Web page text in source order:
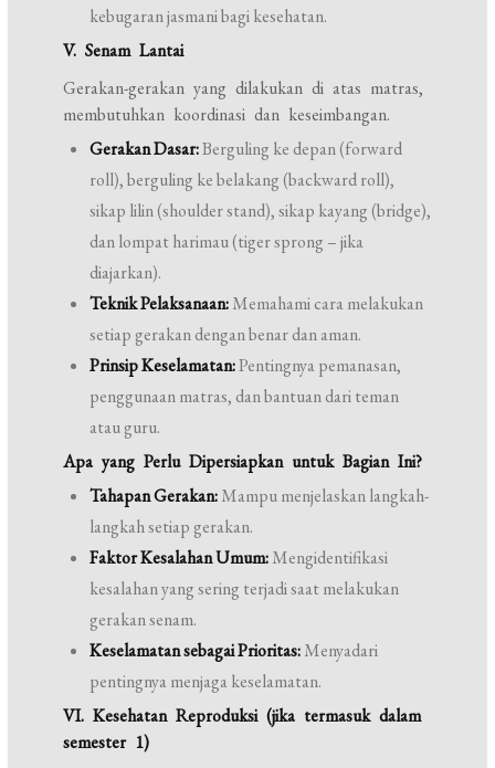
kebugaran jasmani bagi kesehatan.
V. Senam Lantai
Gerakan-gerakan yang dilakukan di atas matras,
membutuhkan koordinasi dan keseimbangan.
Gerakan Dasar:Berguling ke depan (forward
roll), berguling ke belakang (backward roll),
sikap lilin (shoulder stand), sikap kayang (bridge),
dan lompat harimau (tiger sprong – jika
diajarkan).
Teknik Pelaksanaan:Memahami cara melakukan
setiap gerakan dengan benar dan aman.
Prinsip Keselamatan:Pentingnya pemanasan,
penggunaan matras, dan bantuan dari teman
atau guru.
Apa yang Perlu Dipersiapkan untuk Bagian Ini?
Tahapan Gerakan:Mampu menjelaskan langkah-
langkah setiap gerakan.
Faktor Kesalahan Umum:Mengidentifikasi
kesalahan yang sering terjadi saat melakukan
gerakan senam.
Keselamatan sebagai Prioritas:Menyadari
pentingnya menjaga keselamatan.
VI. Kesehatan Reproduksi (jika termasuk dalam
semester 1)